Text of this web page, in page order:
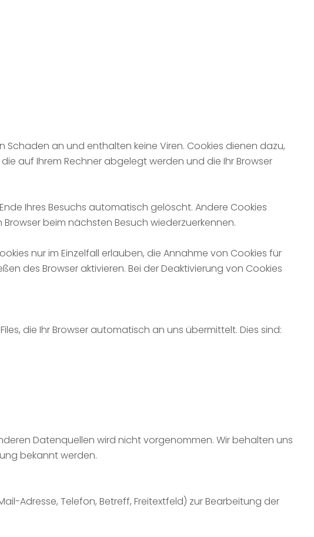
an und enthalten keine Viren. Cookies dienen dazu,
auf Ihrem Rechner abgelegt werden und die Ihr Browser
Ihres Besuchs automatisch gelöscht. Andere Cookies
beim nächsten Besuch wiederzuerkennen.
nur im Einzelfall erlauben, die Annahme von Cookies für
des Browser aktivieren. Bei der Deaktivierung von Cookies
die Ihr Browser automatisch an uns übermittelt. Dies sind:
Datenquellen wird nicht vorgenommen. Wir behalten uns
bekannt werden.
Adresse, Telefon, Betreff, Freitextfeld) zur Bearbeitung der